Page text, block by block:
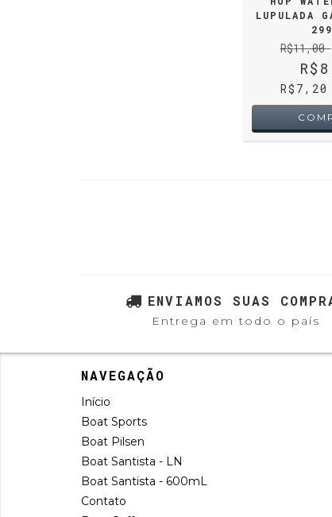
LUPULADA
R$11,00
R$7,20
ENVIAMOS SUAS
Entrega em todo o país
NAVEGAÇÃO
Início
Boat Sports
Boat Pilsen
Boat Santista - LN
Boat Santista - 600mL
Contato